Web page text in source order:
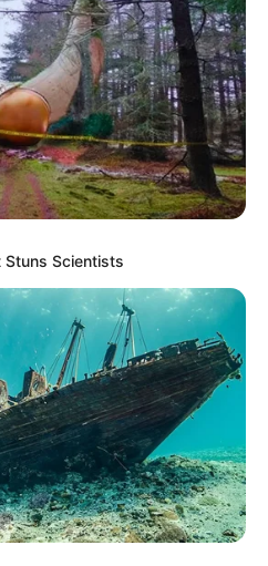
Stuns Scientists